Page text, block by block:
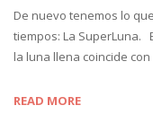
De nuevo tenemos lo
tiempos: La SuperLuna.
la luna llena coincide
READ MORE